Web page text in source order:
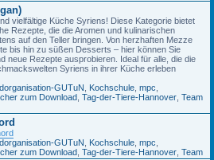
vielfältige Küche Syriens! Diese Kategorie bietet
Rezepte, die die Aromen und kulinarischen
auf den Teller bringen. Von herzhaften Mezze
bis hin zu süßen Desserts – hier können Sie
neue Rezepte ausprobieren. Ideal für alle, die die
Syriens in ihrer Küche erleben
GUTuN Kochschule mpc
zum Download Tag-der-Tiere-Hannover Team
GUTuN Kochschule mpc
zum Download Tag-der-Tiere-Hannover Team